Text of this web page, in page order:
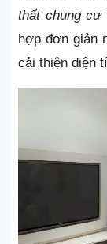
thất chung cư
hợp đơn giản
cải thiện diện